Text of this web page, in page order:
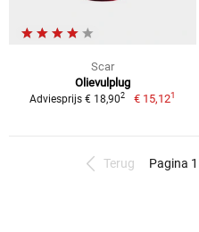
Scar
Olievulplug
Adviesprijs € 18,902 € 15,121
Terug Pagina